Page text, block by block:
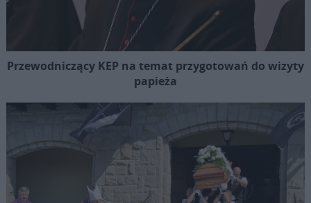
Przewodniczący KEP na temat przygotowań do wizyty
papieża